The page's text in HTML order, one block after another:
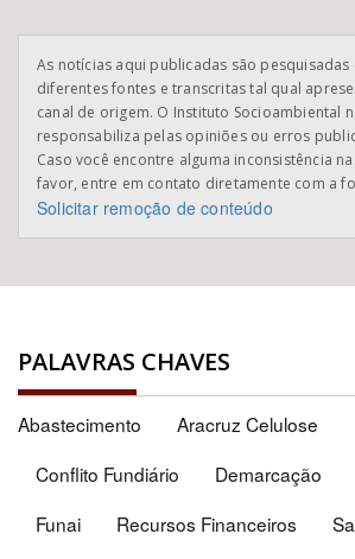
As notícias aqui publicadas são pesquisadas
diferentes fontes e transcritas tal qual
canal de origem. O Instituto Socioambiental
responsabiliza pelas opiniões ou erros
Caso você encontre alguma inconsistência
favor, entre em contato diretamente com a
Solicitar remoção de conteúdo
PALAVRAS CHAVES
Abastecimento
Aracruz Celulose
Conflito Fundiário
Demarcação
Funai
Recursos Financeiros